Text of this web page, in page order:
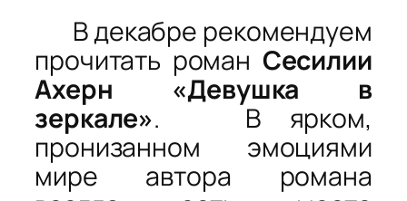
В декабре рекомендуем
прочитать роман Сесилии
Ахерн «Девушка в
зеркале». В ярком,
пронизанном эмоциями
мире автора романа